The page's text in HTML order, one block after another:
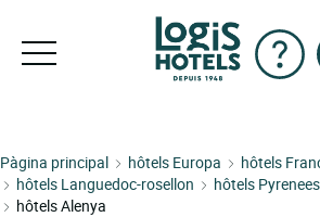
Pàgina principal hôtels Europa
hôtels
hôtels Languedoc-rosellon
hôtels
hôtels Alenya